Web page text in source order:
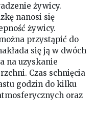
żywicy.
nanosi się
żywicy.
przystąpić do
się ją w dwóch
na uzyskanie
Czas schnięcia
godzin do kilku
oraz